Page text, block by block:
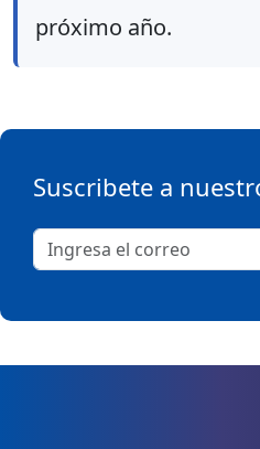
próximo año.
Suscribete a